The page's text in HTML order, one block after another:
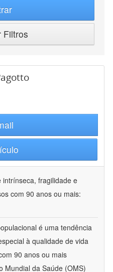
Filtros
intrínseca, fragilidade e
com 90 anos ou mais:
é uma tendência
à qualidade de vida
90 anos ou mais
Mundial da Saúde (OMS)